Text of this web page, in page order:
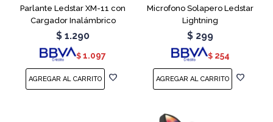
Parlante Ledstar XM-11 con
Cargador Inalámbrico
$ 1.290
$ 1.097
Microfono Solapero Ledstar
Lightning
$ 299
$ 254